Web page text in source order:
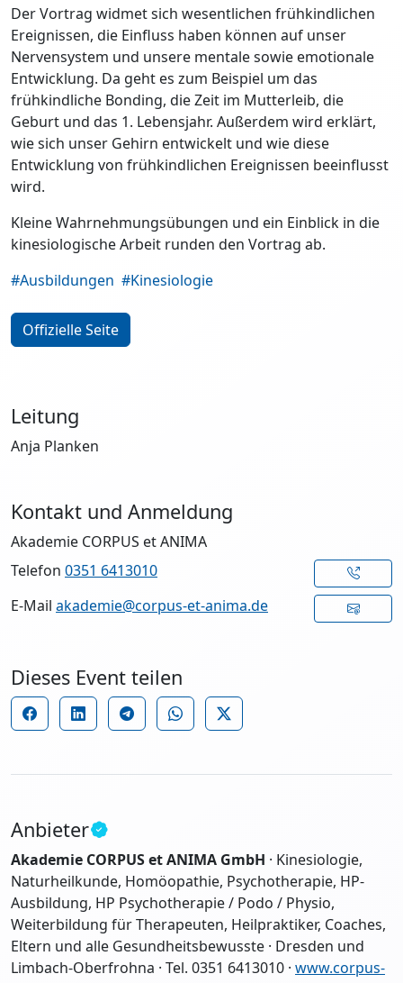
Der Vortrag widmet sich wesentlichen frühkindlichen
Ereignissen, die Einfluss haben können auf unser
Nervensystem und unsere mentale sowie emotionale
Entwicklung. Da geht es zum Beispiel um das
frühkindliche Bonding, die Zeit im Mutterleib, die
Geburt und das 1. Lebensjahr. Außerdem wird erklärt,
wie sich unser Gehirn entwickelt und wie diese
Entwicklung von frühkindlichen Ereignissen beeinflusst
wird.
Kleine Wahrnehmungsübungen und ein Einblick in die
kinesiologische Arbeit runden den Vortrag ab.
#Ausbildungen #Kinesiologie
Offizielle Seite
Leitung
Anja Planken
Kontakt und Anmeldung
Akademie CORPUS et ANIMA
Telefon 0351 6413010
E-Mail akademie@corpus-et-anima.de
Dieses Event teilen
Anbieter
Akademie CORPUS et ANIMA GmbH · Kinesiologie,
Naturheilkunde, Homöopathie, Psychotherapie, HP-
Ausbildung, HP Psychotherapie / Podo / Physio,
Weiterbildung für Therapeuten, Heilpraktiker, Coaches,
Eltern und alle Gesundheitsbewusste · Dresden und
Limbach-Oberfrohna · Tel. 0351 6413010 · www.corpus-